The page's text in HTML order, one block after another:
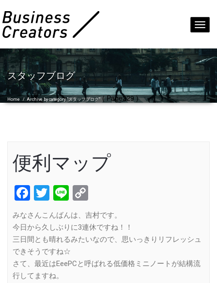
スタッフブログ
Home /Archive by category "スタッフブログ"( Page229 )
便利マップ
Facebook
Twitter
Line
Link
みなさんこんばんは、吉村です。
今日から久しぶりに3連休ですね！！
三日間とも晴れるみたいなので、思いっきりリフレッシュ
できそうですね☆
さて、最近はEeePCと呼ばれる低価格ミニノートが結構流
行してますね。